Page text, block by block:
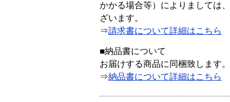
かかる場合等）によりましては
ざいます。
⇒請求書について詳細はこちら
■納品書について
お届けする商品に同梱致します。
⇒納品書について詳細はこちら